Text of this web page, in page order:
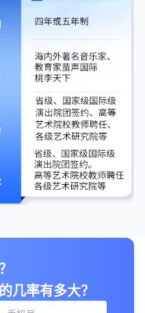
几率有多大？